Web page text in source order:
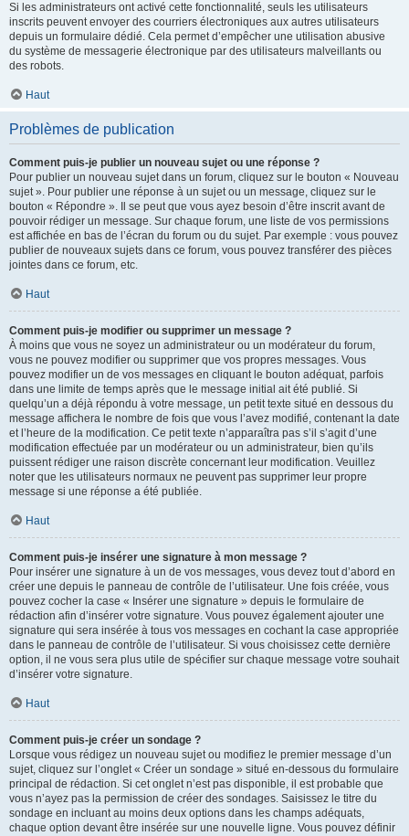
Si les administrateurs ont activé cette fonctionnalité, seuls les utilisateurs
inscrits peuvent envoyer des courriers électroniques aux autres utilisateurs
depuis un formulaire dédié. Cela permet d’empêcher une utilisation abusive
du système de messagerie électronique par des utilisateurs malveillants ou
des robots.
Haut
Problèmes de publication
Comment puis-je publier un nouveau sujet ou une réponse ?
Pour publier un nouveau sujet dans un forum, cliquez sur le bouton « Nouveau
sujet ». Pour publier une réponse à un sujet ou un message, cliquez sur le
bouton « Répondre ». Il se peut que vous ayez besoin d’être inscrit avant de
pouvoir rédiger un message. Sur chaque forum, une liste de vos permissions
est affichée en bas de l’écran du forum ou du sujet. Par exemple : vous pouvez
publier de nouveaux sujets dans ce forum, vous pouvez transférer des pièces
jointes dans ce forum, etc.
Haut
Comment puis-je modifier ou supprimer un message ?
À moins que vous ne soyez un administrateur ou un modérateur du forum,
vous ne pouvez modifier ou supprimer que vos propres messages. Vous
pouvez modifier un de vos messages en cliquant le bouton adéquat, parfois
dans une limite de temps après que le message initial ait été publié. Si
quelqu’un a déjà répondu à votre message, un petit texte situé en dessous du
message affichera le nombre de fois que vous l’avez modifié, contenant la date
et l’heure de la modification. Ce petit texte n’apparaîtra pas s’il s’agit d’une
modification effectuée par un modérateur ou un administrateur, bien qu’ils
puissent rédiger une raison discrète concernant leur modification. Veuillez
noter que les utilisateurs normaux ne peuvent pas supprimer leur propre
message si une réponse a été publiée.
Haut
Comment puis-je insérer une signature à mon message ?
Pour insérer une signature à un de vos messages, vous devez tout d’abord en
créer une depuis le panneau de contrôle de l’utilisateur. Une fois créée, vous
pouvez cocher la case « Insérer une signature » depuis le formulaire de
rédaction afin d’insérer votre signature. Vous pouvez également ajouter une
signature qui sera insérée à tous vos messages en cochant la case appropriée
dans le panneau de contrôle de l’utilisateur. Si vous choisissez cette dernière
option, il ne vous sera plus utile de spécifier sur chaque message votre souhait
d’insérer votre signature.
Haut
Comment puis-je créer un sondage ?
Lorsque vous rédigez un nouveau sujet ou modifiez le premier message d’un
sujet, cliquez sur l’onglet « Créer un sondage » situé en-dessous du formulaire
principal de rédaction. Si cet onglet n’est pas disponible, il est probable que
vous n’ayez pas la permission de créer des sondages. Saisissez le titre du
sondage en incluant au moins deux options dans les champs adéquats,
chaque option devant être insérée sur une nouvelle ligne. Vous pouvez définir